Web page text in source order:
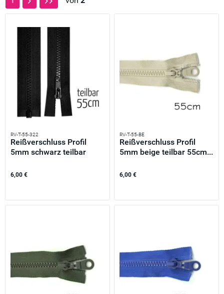
RV-T-55-322
Reißverschluss Profil
5mm schwarz teilbar
6,00 €
RV-T-55-BE
Reißverschluss Profil
5mm beige teilbar 55cm...
6,00 €